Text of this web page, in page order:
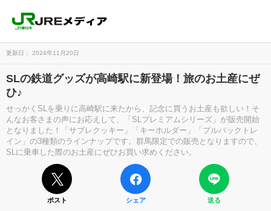
更新日： 2024年11月20日
SLの鉄道グッズが高崎駅に新登場！旅のお土産にぜ
ひ♪
せっかくSLを乗りに高崎駅に来たから、記念に買うお土産も欲しい！そ
んなお客さまの声にお応えして、「SLプレミアムシリーズ」が販売開始
となりました！「サブレクッキー」「キーホルダー」「プルバックトレ
イン」の3種類のラインナップです。群馬限定での販売となりますので、
SLに乗車した際のお土産にぜひお買い求めください。
ポスト シェア 送る